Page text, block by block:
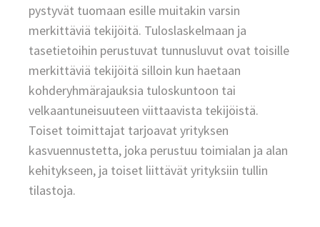
pystyvät tuomaan esille muitakin varsin
merkittäviä tekijöitä. Tuloslaskelmaan ja
tasetietoihin perustuvat tunnusluvut ovat toisille
merkittäviä tekijöitä silloin kun haetaan
kohderyhmärajauksia tuloskuntoon tai
velkaantuneisuuteen viittaavista tekijöistä.
Toiset toimittajat tarjoavat yrityksen
kasvuennustetta, joka perustuu toimialan ja alan
kehitykseen, ja toiset liittävät yrityksiin tullin
tilastoja.